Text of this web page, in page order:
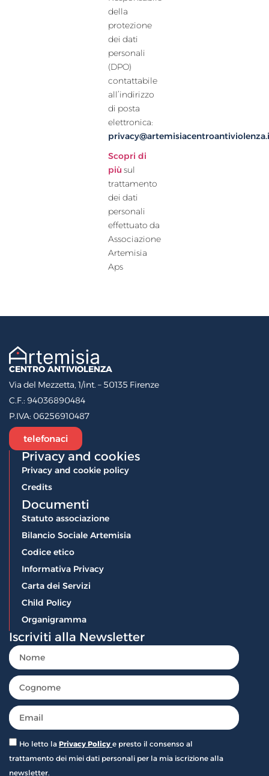
della
protezione
dei dati
personali
(DPO)
contattabile
all’indirizzo
di posta
elettronica:
Scopri di
più sul
trattamento
dei dati
personali
effettuato da
Associazione
Artemisia
Aps
CENTRO ANTIVIOLENZA
Via del Mezzetta, 1/int. – 50135 Firenze
C.F.: 94036890484
P.IVA: 06256910487
telefonaci
Privacy and cookies
Privacy and cookie policy
Credits
Documenti
Statuto associazione
Bilancio Sociale Artemisia
Codice etico
Informativa Privacy
Carta dei Servizi
Child Policy
Organigramma
Iscriviti alla Newsletter
Ho letto la Privacy Policy e presto il consenso al
trattamento dei miei dati personali per la mia iscrizione alla
newsletter.